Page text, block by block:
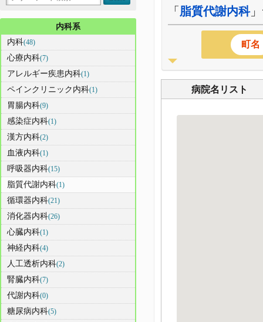
「 脂質代謝内科」
町名
病院名リスト
内科系
内科(48)
心療内科(7)
アレルギー疾患内科(1)
ペインクリニック内科(1)
胃腸内科(9)
感染症内科(1)
漢方内科(2)
血液内科(1)
呼吸器内科(15)
脂質代謝内科(1)
循環器内科(21)
消化器内科(26)
心臓内科(1)
神経内科(4)
人工透析内科(2)
腎臓内科(7)
代謝内科(0)
糖尿病内科(5)